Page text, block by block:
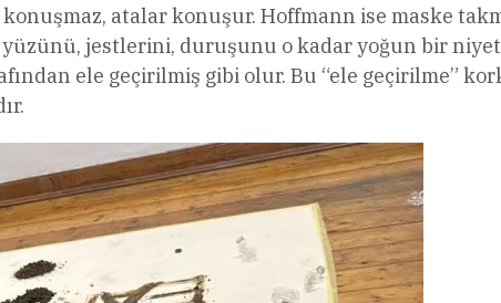
atalar konuşur. Hoffmann ise maske
jestlerini, duruşunu o kadar yoğun bir
ele geçirilmiş gibi olur. Bu “ele geçirilme”